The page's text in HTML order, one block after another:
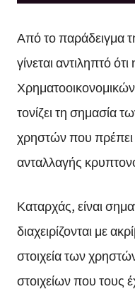
Από το παράδειγμα
γίνεται αντιληπτό
τονίζει τη σημασία
χρηστών που πρέπει
ανταλλαγής
Καταρχάς, είναι
διαχειρίζονται με
στοιχεία των
στοιχείων που τους